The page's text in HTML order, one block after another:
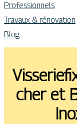
Professionnels
Travaux & rénovation
Blog
cher et